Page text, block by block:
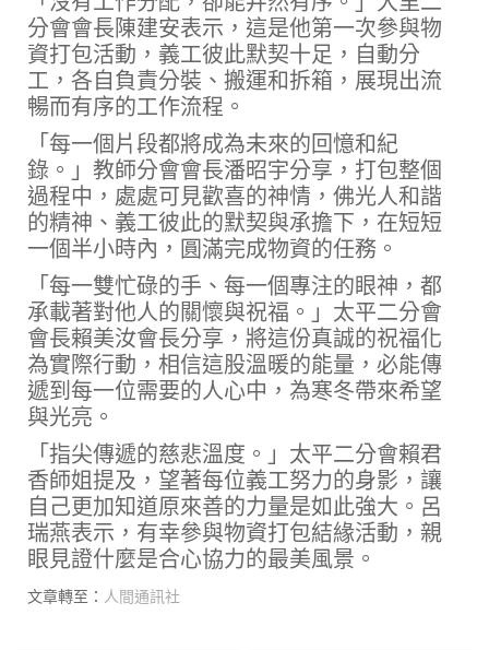
分會會長陳建安表示，這是他第一次參與物
資打包活動，義工彼此默契十足，自動分
工，各自負責分裝、搬運和拆箱，展現出流
暢而有序的工作流程。
「每一個片段都將成為未來的回憶和紀
錄。」教師分會會長潘昭宇分享，打包整個
過程中，處處可見歡喜的神情，佛光人和諧
的精神、義工彼此的默契與承擔下，在短短
一個半小時內，圓滿完成物資的任務。
「每一雙忙碌的手、每一個專注的眼神，都
承載著對他人的關懷與祝福。」太平二分會
會長賴美汝會長分享，將這份真誠的祝福化
為實際行動，相信這股溫暖的能量，必能傳
遞到每一位需要的人心中，為寒冬帶來希望
與光亮。
「指尖傳遞的慈悲溫度。」太平二分會賴君
香師姐提及，望著每位義工努力的身影，讓
自己更加知道原來善的力量是如此強大。呂
瑞燕表示，有幸參與物資打包結緣活動，親
眼見證什麼是合心協力的最美風景。
文章轉至： 人間通訊社